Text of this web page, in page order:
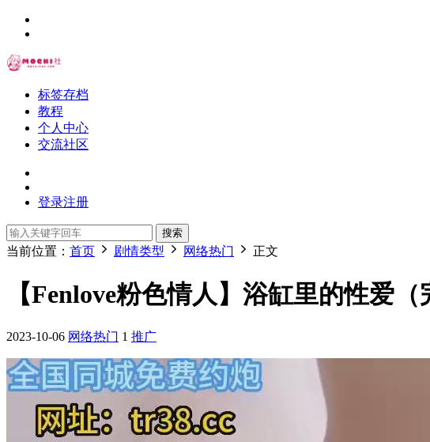
标签存档
教程
个人中心
交流社区
登录注册
搜索
当前位置： 首页 剧情类型 网络热门 正文
【Fenlove粉色情人】浴缸里的性爱（
2023-10-06 网络热门 1 推广